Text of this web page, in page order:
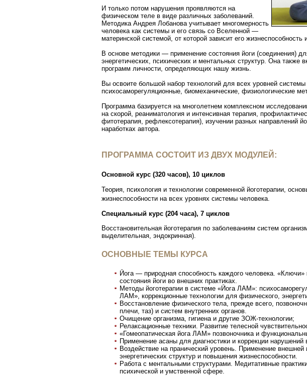
И только потом нарушения проявляются на
физическом теле в виде различных заболеваний.
Методика Андрея Лобанова учитывает многомерность
человека как системы и его связь со Вселенной —
материнской системой, от которой зависит его жизнеспособность
В основе методики — применение состояния йоги (соединения)
энергетических, психических и ментальных структур. Она также
программ личности, определяющих нашу жизнь.
Вы освоите большой набор технологий для всех уровней
психосаморегуляционные, биомеханические, физиологические
Программа базируется на многолетнем комплексном
на скорой, реаниматология и интенсивная терапия,
фитотерапия, рефлексотерапия), изучении разных направлений
наработках автора.
ПРОГРАММА СОСТОИТ ИЗ ДВУХ МОДУЛЕЙ:
Основной курс (320 часов), 10 циклов
Теория, психология и технологии современной йоготерапии,
жизнеспособности на всех уровнях системы человека.
Специальный курс (204 часа), 7 циклов
Восстановительная йоготерапия по заболеваниям систем
выделительная, эндокринная).
ОСНОВНЫЕ ТЕМЫ КУРСА
Йога — природная способность каждого человека.
состояния йоги во внешних практиках.
Методы йоготерапии в системе «Йога ЛАМ»:
ЛАМ», коррекционные технологии для физического,
Восстановление физического тела, прежде всего,
плечи, таз) и систем внутренних органов.
Очищение организма, гигиена и другие ЗОЖ-технологии;
Релаксационные техники. Развитие телесной
«Гомеопатическая йога ЛАМ» позвоночника и
Применение асаны для диагностики и коррекции
Воздействие на пранический уровень. Применение
энергетических структур и повышения жизнеспособности.
Работа с ментальными структурами. Медитативные
психической и умственной сфере.